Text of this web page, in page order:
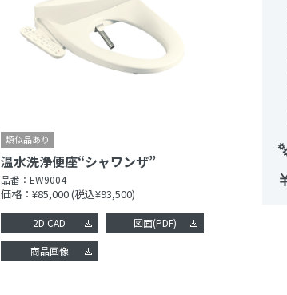
温水洗浄便座“シャワンザ”
品番： EW9004
価格：¥85,000(税込¥93,500)
2D CAD 図面(PDF)
商品画像